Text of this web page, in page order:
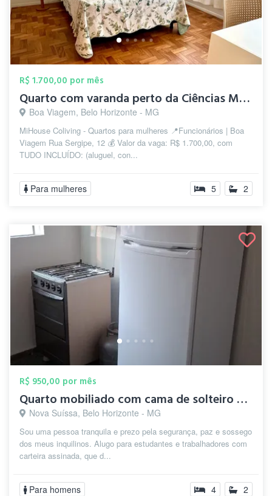
R$ 1.700,00 por mês
Quarto com varanda perto da Ciências Méd...
Boa Viagem, Belo Horizonte - MG
MiHouse Coliving - Quartos para mulheres 📍Funcionários | Boa
Viagem Rua Sergipe, 12 💰 Valor da vaga: R$ 1.700,00, com
TUDO INCLUÍDO: (aluguel, con...
Para mulheres 5 2
R$ 950,00 por mês
Quarto mobiliado com cama de solteiro e ...
Nova Suíssa, Belo Horizonte - MG
Sou uma pessoa tranquila e prezo pela segurança, paz e sossego
dos meus inquilinos. Alugo para estudantes e trabalhadores com
carteira assinada, que d...
Para homens 4 2